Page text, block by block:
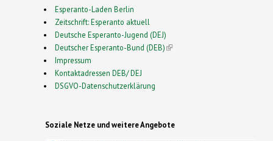
Esperanto-Laden Berlin
Zeitschrift: Esperanto aktuell
Deutsche Esperanto-Jugend (DEJ)
Deutscher Esperanto-Bund (DEB)(link is external)
Impressum
Kontaktadressen DEB/ DEJ
DSGVO-Datenschutzerklärung
Soziale Netze und weitere Angebote